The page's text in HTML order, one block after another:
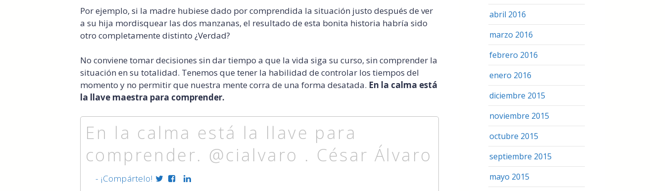
Por ejemplo, si la madre hubiese dado por comprendida la situación justo después de ver
a su hija mordisquear las dos manzanas, el resultado de esta bonita historia habría sido
otro completamente distinto ¿Verdad?
No conviene tomar decisiones sin dar tiempo a que la vida siga su curso, sin comprender la
situación en su totalidad. Tenemos que tener la habilidad de controlar los tiempos del
momento y no permitir que nuestra mente corra de una forma desatada. En la calma está
la llave maestra para comprender.
En la calma está la llave para
comprender. @cialvaro . César Álvaro
- ¡Compártelo!
abril 2016
marzo 2016
febrero 2016
enero 2016
diciembre 2015
noviembre 2015
octubre 2015
septiembre 2015
mayo 2015